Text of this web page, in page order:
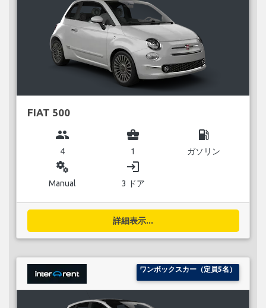
FIAT 500
group
4
business_center
1
local_gas_station
ガソリン
miscellaneous_services
Manual
login
3 ドア
詳細表示...
ワンボックスカー（定員5名）